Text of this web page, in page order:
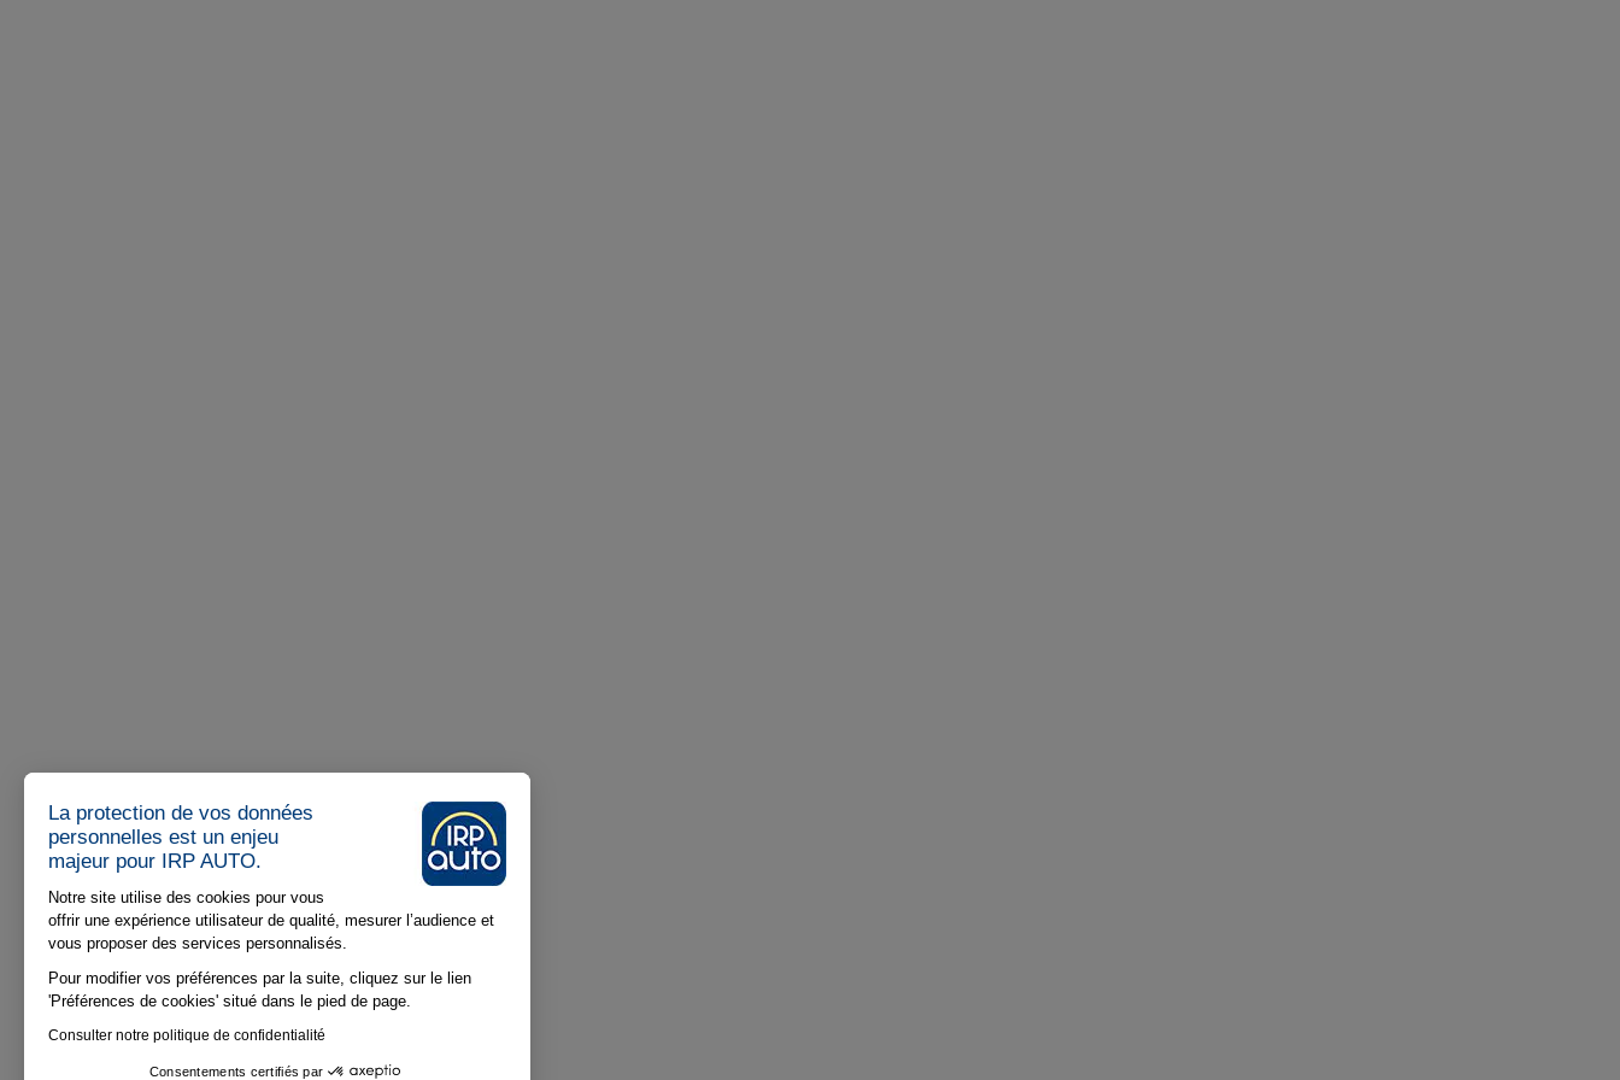
La protection de vos données
personnelles est un enjeu
majeur pour IRP AUTO.
Notre site utilise des cookies pour vous
offrir une expérience utilisateur de qualité, mesurer l’audience et
vous proposer des services personnalisés.
Pour modifier vos préférences par la suite, cliquez sur le lien
'Préférences de cookies' situé dans le pied de page.
Consulter notre politique de confidentialité
Consentements certifiés par